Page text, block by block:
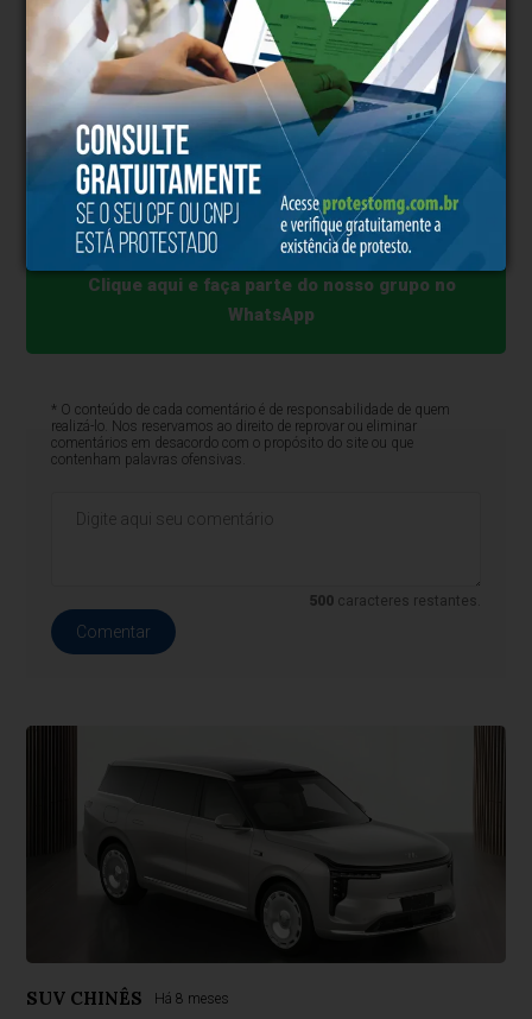
Frank Caprio deixa esposa, filhos, netos e uma legião
de admiradores que continuarão a se inspirar em sua
visão de justiça baseada no respeito e na empatia.
Seu trabalho vai muito além das decisões jurídicas —
é um chamado à humanidade.
Clique aqui e faça parte do nosso grupo no
WhatsApp
* O conteúdo de cada comentário é de responsabilidade de quem
realizá-lo. Nos reservamos ao direito de reprovar ou eliminar
comentários em desacordo com o propósito do site ou que
contenham palavras ofensivas.
500 caracteres restantes.
Comentar
SUV CHINÊS Há 8 meses